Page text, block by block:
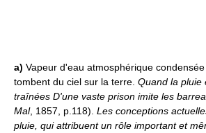
a) Vapeur d'eau atmosphérique
tombent du ciel sur la terre. Quand la pluie
traînées D'une vaste prison imite les
Mal, 1857, p.118). Les conceptions
pluie, qui attribuent un rôle important et